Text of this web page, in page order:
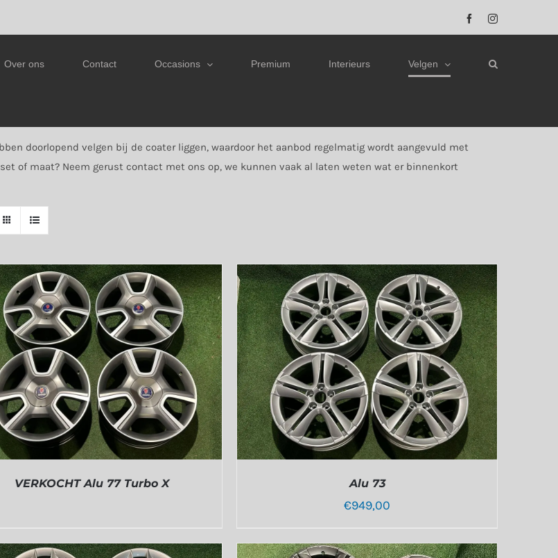
FacebookInstagram
Over ons Contact Occasions Premium Interieurs Velgen
doorlopend velgen bij de coater liggen, waardoor het aanbod regelmatig wordt aangevuld met
of maat? Neem gerust contact met ons op, we kunnen vaak al laten weten wat er binnenkort
VERKOCHT Alu 77 Turbo X Alu 73
€949,00